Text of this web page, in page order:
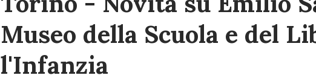
Museo della Scuola e del
l'Infanzia